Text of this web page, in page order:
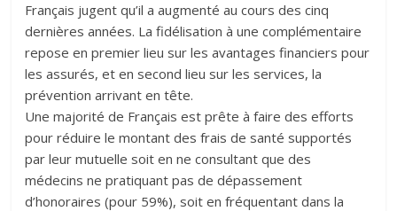
Français jugent qu’il a augmenté au cours des cinq
dernières années. La fidélisation à une complémentaire
repose en premier lieu sur les avantages financiers pour
les assurés, et en second lieu sur les services, la
prévention arrivant en tête.
Une majorité de Français est prête à faire des efforts
pour réduire le montant des frais de santé supportés
par leur mutuelle soit en ne consultant que des
médecins ne pratiquant pas de dépassement
d’honoraires (pour 59%), soit en fréquentant dans la